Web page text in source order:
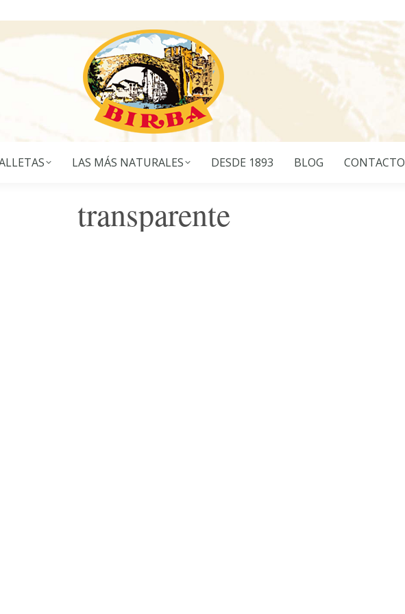
LAS MÁS NATURALES DESDE 1893 BLOG CONTACTO
transparente